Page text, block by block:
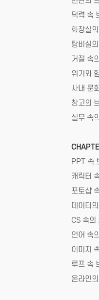
덕력 속
화장실
탕비실
거절 속
위기와
사내 문
창고의
실무 속
PPT 속
캐릭터
포토샵
데이터
CS 속의
언어 속
이미지
루프 속
온라인